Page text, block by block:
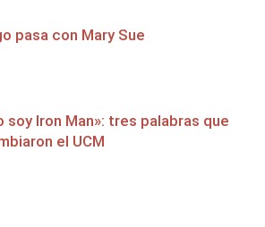
pasa con Mary Sue
soy Iron Man»: tres palabras que
el UCM